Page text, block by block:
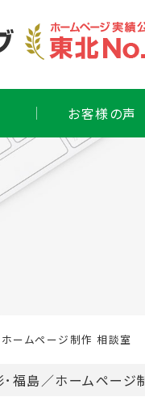
お客様の声
ホームページ制作 相談室
･福島／ホームページ